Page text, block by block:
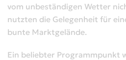
vom unbeständigen Wetter
nutzten die Gelegenheit für
bunte Marktgelände.
Ein beliebter Programmpunkt